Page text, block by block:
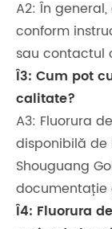
A2: În
conform
sau contactul
Î3: Cum pot
calitate?
A3: Fluorura
disponibilă de
Shouguang
documentație
Î4: Fluorura